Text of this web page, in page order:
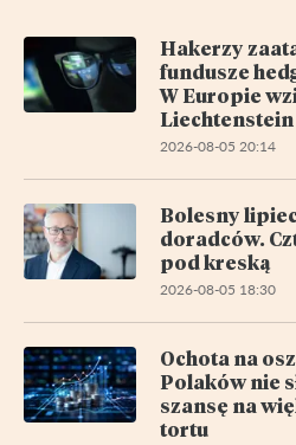
Hakerzy
fundusze
W Europie
Liechtenstein
2026-08-05 20:14
Bolesny
doradców.
pod kreską
2026-08-05 18:30
Ochota na
Polaków nie
szansę na
tortu